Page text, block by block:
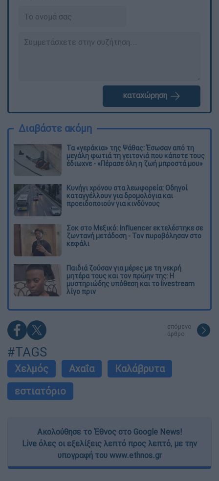
καταχώρηση
Διαβάστε ακόμη
Τα «γεράκια» της Ψάθας: Έσωσαν από τη
μεγάλη φωτιά τη γειτονιά που κάποτε τους
έδιωχνε - «Πέρασε όλη η ζωή μπροστά μου»
Κυνήγι χρόνου στα λεωφορεία: Οδηγοί
καταγγέλλουν για δρομολόγια και
προειδοποιούν για κινδύνους
Σοκ στο Μεξικό: Influencer εκτελέστηκε σε
ζωντανή μετάδοση - Τον πυροβόλησαν στο
κεφάλι
Παιδιά ζούσαν για μέρες με τη νεκρή
μητέρα τους και τον πρώην της: Η
μυστηριώδης υπόθεση και το livestream
λίγο πριν
επόμενο
άρθρο
#TAGS
Χελμός Αχαΐα
Καλάβρυτα
εστιατόριο
Ακολούθησε το Έθνος στο Google News!
Live όλες οι εξελίξεις λεπτό προς λεπτό, με την
υπογραφή του www.ethnos.gr